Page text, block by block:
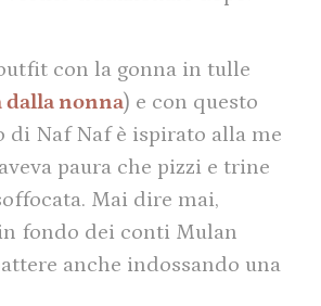
con la gonna in tulle
dalla nonna) e con questo
di Naf Naf è ispirato alla me
paura che pizzi e trine
Mai dire mai,
fondo dei conti Mulan
anche indossando una